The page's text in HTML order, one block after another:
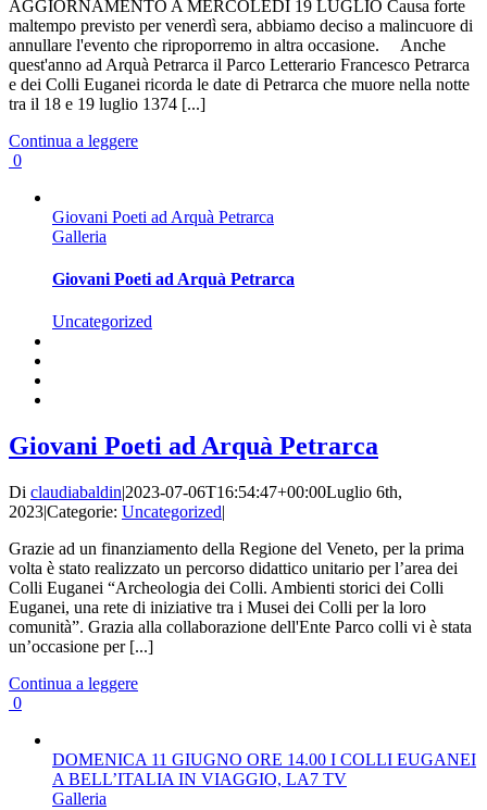
AGGIORNAMENTO A MERCOLEDI 19 LUGLIO Causa forte
maltempo previsto per venerdì sera, abbiamo deciso a malincuore di
annullare l'evento che riproporremo in altra occasione. Anche
quest'anno ad Arquà Petrarca il Parco Letterario Francesco Petrarca
e dei Colli Euganei ricorda le date di Petrarca che muore nella notte
tra il 18 e 19 luglio 1374 [...]
Continua a leggere
0
Giovani Poeti ad Arquà Petrarca
Galleria
Giovani Poeti ad Arquà Petrarca
Uncategorized
Giovani Poeti ad Arquà Petrarca
Di claudiabaldin|2023-07-06T16:54:47+00:00Luglio 6th,
2023|Categorie: Uncategorized|
Grazie ad un finanziamento della Regione del Veneto, per la prima
volta è stato realizzato un percorso didattico unitario per l’area dei
Colli Euganei “Archeologia dei Colli. Ambienti storici dei Colli
Euganei, una rete di iniziative tra i Musei dei Colli per la loro
comunità”. Grazia alla collaborazione dell'Ente Parco colli vi è stata
un’occasione per [...]
Continua a leggere
0
DOMENICA 11 GIUGNO ORE 14.00 I COLLI EUGANEI
A BELL’ITALIA IN VIAGGIO, LA7 TV
Galleria